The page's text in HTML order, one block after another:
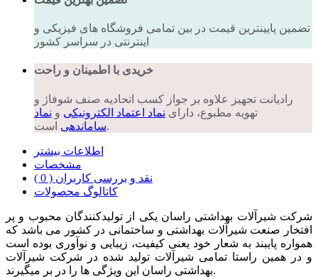
تضمین پایینترین قیمت در بین تمامی فروشگاه های فیزیکی و
اینترنتی در سراسر کشور
خریدی با اطمینان و راحت
رادیانت تجهیز علاوه بر جواز کسب اتحادیه صنف شوفاژ و
تهویه مطبوع، دارای نماد اعتماد الکترونیکی و نماد
ساماندهیاست.
اطلاعات بیشتر
مشخصات
نقد و بررسی کاربران ( 0 )
کاتالوگ محصولات
شرکت شیرآلات بهداشتی راسان یکی از تولیدکنندگان محبوب و پر
افتخار صنعت شیرآلات بهداشتی و ساختمانی در کشور می باشد که
همواره پایبند به شعار خود یعنی کیفیت، زیبایی و نوآوری بوده است
و در همین راستا تمامی شیرآلات تولید شده در شرکت شیرآلات
بهداشتی راسان این ویژگی ها را در بر میگیرند.